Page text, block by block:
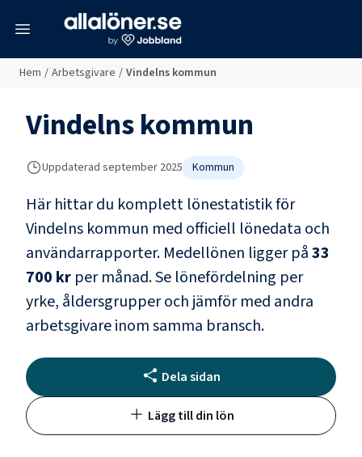
Hem / Arbetsgivare / Vindelns kommun
Vindelns kommun
Uppdaterad september 2025 Kommun
Här hittar du komplett lönestatistik för
Vindelns kommun med officiell lönedata och
användarrapporter. Medellönen ligger på33
700 kr per månad.Se lönefördelning per
yrke, åldersgrupper och jämför med andra
arbetsgivare inom samma bransch.
Dela sidan
Lägg till din lön